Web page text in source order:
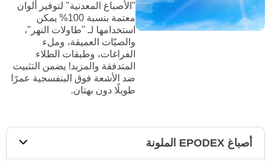
"الأصباغ المعدنية" لتوفير ألوان
معتمة بنسبة 100% يمكن
استخدامها لـ "طاولات النهر"،
والصبّات العميقة، وملء
الفراغات، وطبقات الطلاء
المتدفقة والمزيد! يضمن التثبيت
ضد الأشعة فوق البنفسجية عمرًا
طويلًا دون بهتان.
أصباغ EPODEX الملونة